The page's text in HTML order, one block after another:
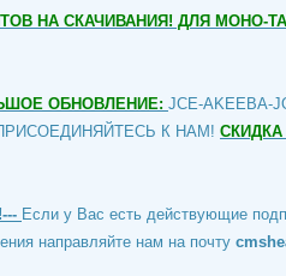
НА СКАЧИВАНИЯ! ДЛЯ МОНО-
ОБНОВЛЕНИЕ: JCE-AKEEBA-
ПРИСОЕДИНЯЙТЕСЬ К НАМ! СКИДКА
Если у Вас есть действующие
направляйте нам на почту